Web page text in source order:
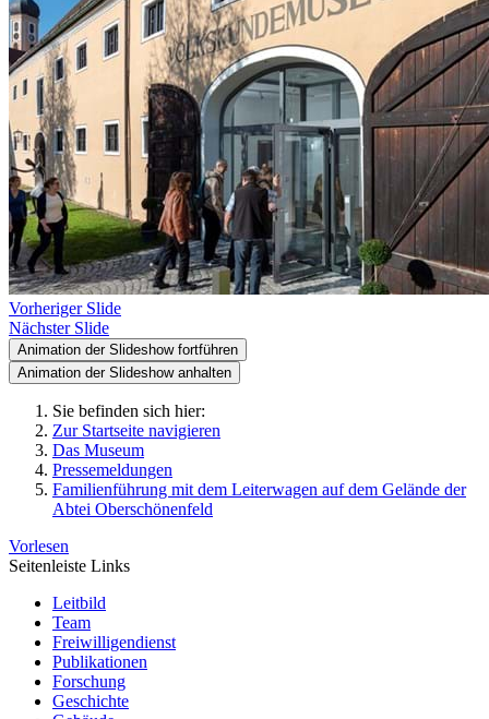
Vorheriger Slide
Nächster Slide
Animation der Slideshow fortführen
Animation der Slideshow anhalten
Sie befinden sich hier:
Zur Startseite navigieren
Das Museum
Pressemeldungen
Familienführung mit dem Leiterwagen auf dem Gelände der
Abtei Oberschönenfeld
Vorlesen
Seitenleiste Links
Leitbild
Team
Freiwilligendienst
Publikationen
Forschung
Geschichte